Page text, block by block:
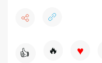
👍 🔥 ♥